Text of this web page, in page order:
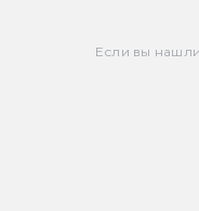
Если вы